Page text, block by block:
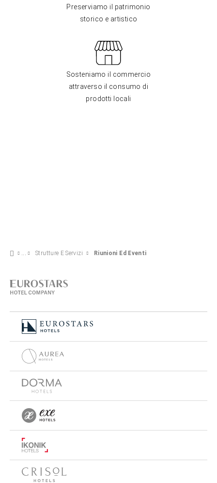
Preserviamo il patrimonio
storico e artistico
Sosteniamo il commercio
attraverso il consumo di
prodotti locali
Strutture E Servizi Riunioni Ed Eventi